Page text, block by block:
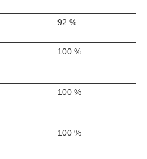
92 %
100 %
100 %
100 %